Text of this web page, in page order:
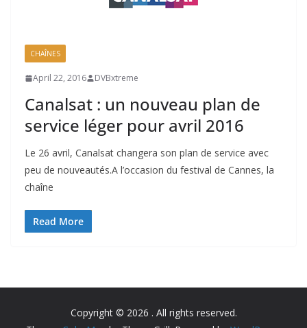
CHAÎNES
April 22, 2016 DVBxtreme
Canalsat : un nouveau plan de
service léger pour avril 2016
Le 26 avril, Canalsat changera son plan de service avec
peu de nouveautés.A l’occasion du festival de Cannes, la
chaîne
Read More
Copyright © 2026 . All rights reserved.